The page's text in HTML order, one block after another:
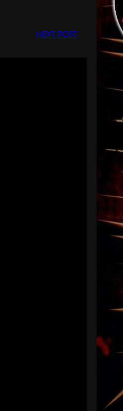
NEXT POST